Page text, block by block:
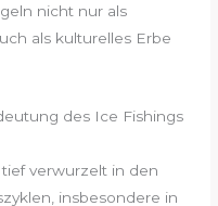
nicht nur als
als kulturelles Erbe
des Ice Fishings
verwurzelt in den
insbesondere in